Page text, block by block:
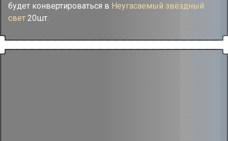
будет конвертироваться в Неугасаемый звёздный
свет 20шт.